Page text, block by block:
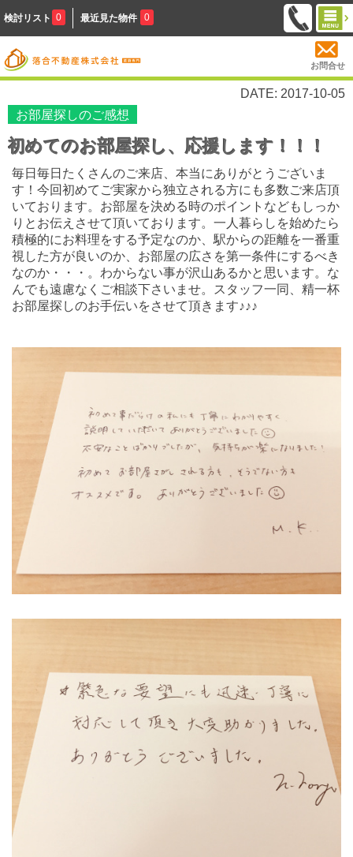
検討リスト 0 最近見た物件 0
お問合せ
DATE: 2017-10-05
お部屋探しのご感想
初めてのお部屋探し、応援します！！！
毎日毎日たくさんのご来店、本当にありがとうございま
す！今回初めてご実家から独立される方にも多数ご来店頂
いております。お部屋を決める時のポイントなどもしっか
りとお伝えさせて頂いております。一人暮らしを始めたら
積極的にお料理をする予定なのか、駅からの距離を一番重
視した方が良いのか、お部屋の広さを第一条件にするべき
なのか・・・。わからない事が沢山あるかと思います。な
んでも遠慮なくご相談下さいませ。スタッフ一同、精一杯
お部屋探しのお手伝いをさせて頂きます♪♪♪